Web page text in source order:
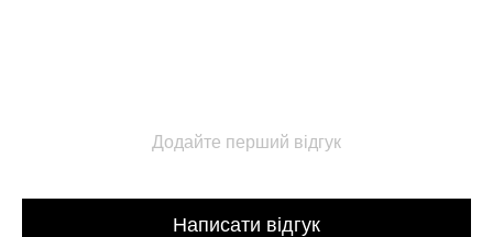
Додайте перший відгук
Написати відгук